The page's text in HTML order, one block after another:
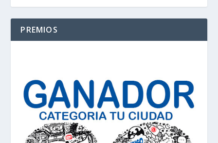
PREMIOS